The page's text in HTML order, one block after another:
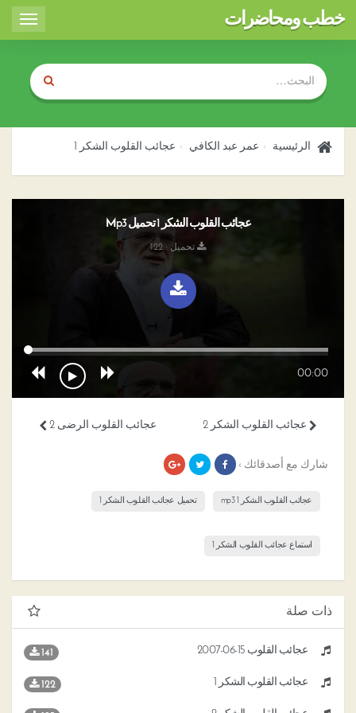
Toggle
خطب ومحاضرات
الرئيسية عمر عبد الكافي عجائب القلوب الشكر 1
عجائب القلوب الشكر 1 تحميل Mp3
تحميل : 122
00:00
عجائب القلوب الرضى 2 عجائب القلوب الشكر 2
شارك مع أصدقائك ›
عجائب القلوب الشكر 1 mp3 تحميل عجائب القلوب الشكر 1
استماع عجائب القلوب الشكر 1
ذات صلة
عجائب القلوب 15-06-2007 141
عجائب القلوب الشكر 1 122